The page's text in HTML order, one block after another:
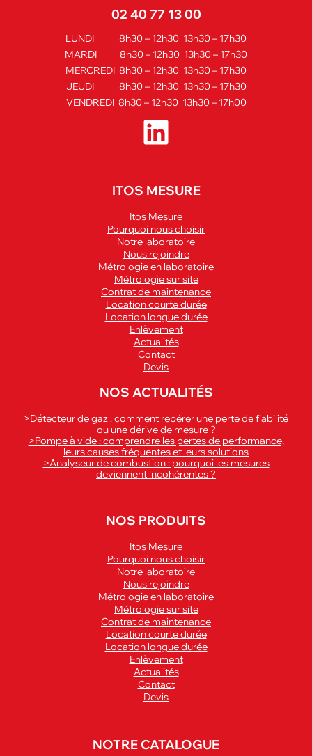
02 40 77 13 00
LUNDI 8h30 – 12h30 13h30 – 17h30
MARDI 8h30 – 12h30 13h30 – 17h30
MERCREDI 8h30 – 12h30 13h30 – 17h30
JEUDI 8h30 – 12h30 13h30 – 17h30
VENDREDI 8h30 – 12h30 13h30 – 17h00
ITOS MESURE
Itos Mesure
Pourquoi nous choisir
Notre laboratoire
Nous rejoindre
Métrologie en laboratoire
Métrologie sur site
Contrat de maintenance
Location courte durée
Location longue durée
Enlèvement
Actualités
Contact
Devis
NOS ACTUALITÉS
>Détecteur de gaz : comment repérer une perte de fiabilité
ou une dérive de mesure ?
>Pompe à vide : comprendre les pertes de performance,
leurs causes fréquentes et leurs solutions
>Analyseur de combustion : pourquoi les mesures
deviennent incohérentes ?
NOS PRODUITS
Itos Mesure
Pourquoi nous choisir
Notre laboratoire
Nous rejoindre
Métrologie en laboratoire
Métrologie sur site
Contrat de maintenance
Location courte durée
Location longue durée
Enlèvement
Actualités
Contact
Devis
NOTRE CATALOGUE